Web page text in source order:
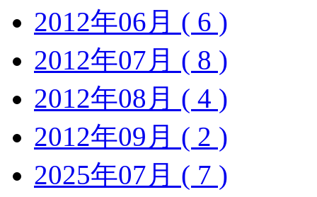
2012年06月 ( 6 )
2012年07月 ( 8 )
2012年08月 ( 4 )
2012年09月 ( 2 )
2025年07月 ( 7 )